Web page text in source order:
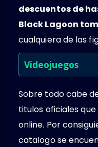
descuentos de
Black Lagoon
cualquiera de las
Videojuegos
Sobre todo cabe
titulos oficiales
online. Por
catalogo se